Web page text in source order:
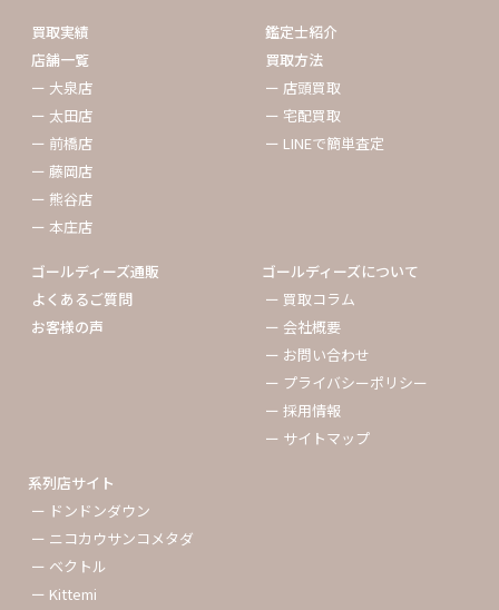
買取実績
店舗一覧
ー 大泉店
ー 太田店
ー 前橋店
ー 藤岡店
ー 熊谷店
ー 本庄店
鑑定士紹介
買取方法
ー 店頭買取
ー 宅配買取
ー LINEで簡単査定
ゴールディーズ通販
よくあるご質問
お客様の声
ゴールディーズについて
ー 買取コラム
ー 会社概要
ー お問い合わせ
ー プライバシーポリシー
ー 採用情報
ー サイトマップ
系列店サイト
ー ドンドンダウン
ー ニコカウサンコメタダ
ー ベクトル
ー Kittemi